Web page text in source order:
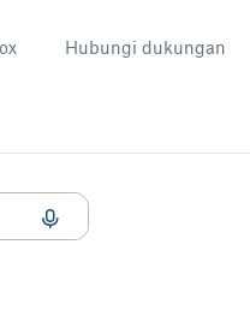
Hubungi dukungan